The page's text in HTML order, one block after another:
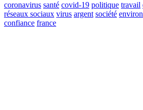
coronavirus santé covid-19 politique travail
réseaux sociaux virus argent société
confiance france